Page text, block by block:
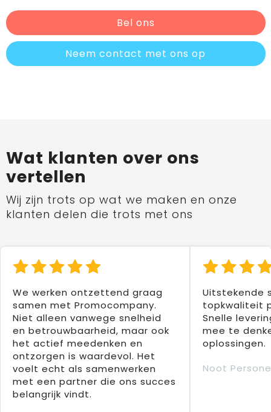
Bel ons
Neem contact met ons op
Wat klanten over ons
vertellen
Wij zijn trots op wat we maken en onze
klanten delen die trots met ons
We werken ontzettend graag
samen met Promocompany.
Niet alleen vanwege snelheid
en betrouwbaarheid, maar ook
het actief meedenken en
ontzorgen is waardevol. Het
voelt echt als samenwerken
met een partner die ons succes
belangrijk vindt.
Uitstekende
topkwaliteit
Snelle
mee te
oplossingen.
Noot